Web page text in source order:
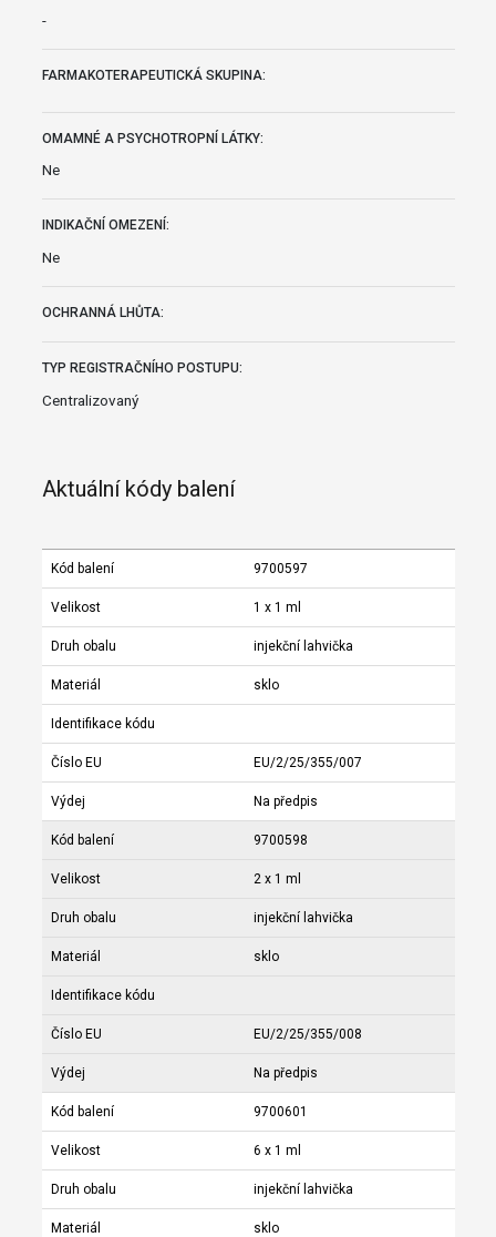
-
FARMAKOTERAPEUTICKÁ SKUPINA:
OMAMNÉ A PSYCHOTROPNÍ LÁTKY:
Ne
INDIKAČNÍ OMEZENÍ:
Ne
OCHRANNÁ LHŮTA:
TYP REGISTRAČNÍHO POSTUPU:
Centralizovaný
Aktuální kódy balení
Kód balení 9700597
Velikost 1 x 1 ml
Druh obalu injekční lahvička
Materiál sklo
Identifikace kódu
Číslo EU EU/2/25/355/007
Výdej Na předpis
Kód balení 9700598
Velikost 2 x 1 ml
Druh obalu injekční lahvička
Materiál sklo
Identifikace kódu
Číslo EU EU/2/25/355/008
Výdej Na předpis
Kód balení 9700601
Velikost 6 x 1 ml
Druh obalu injekční lahvička
Materiál sklo